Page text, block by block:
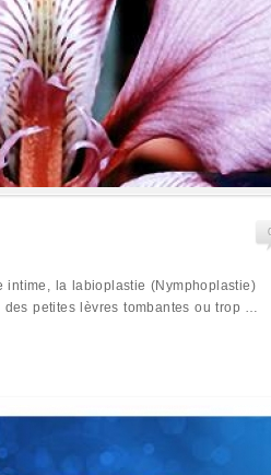
intime, la labioplastie (Nymphoplastie)
petites lèvres tombantes ou trop …